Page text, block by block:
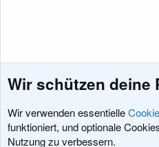
Wir schützen deine
Wir verwenden essentielle
funktioniert, und optionale
Nutzung zu verbessern.